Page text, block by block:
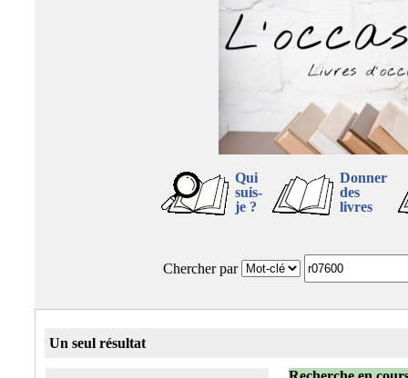
Qui
suis-
je ?
Donner
des
livres
Chercher par
Un seul résultat